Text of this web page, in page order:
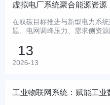
虚拟电厂系统聚合能源资源
在双碳目标推进与新型电力系
题、电网调峰压力、需求侧资
13
2026-13
工业物联网系统：赋能工